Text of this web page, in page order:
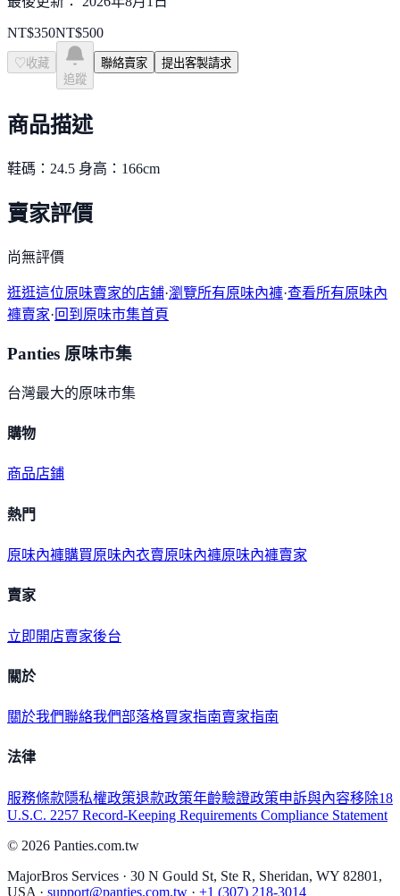
NT$350NT$500
♡ 收藏
追蹤
聯絡賣家 提出客製請求
商品描述
鞋碼：24.5 身高：166cm
賣家評價
尚無評價
逛逛這位原味賣家的店鋪·瀏覽所有原味內褲·查看所有原味內
褲賣家·回到原味市集首頁
Panties 原味市集
台灣最大的原味市集
購物
商品店鋪
熱門
原味內褲購買原味內衣賣原味內褲原味內褲賣家
賣家
立即開店賣家後台
關於
關於我們聯絡我們部落格買家指南賣家指南
法律
服務條款隱私權政策退款政策年齡驗證政策申訴與內容移除18
U.S.C. 2257 Record-Keeping Requirements Compliance Statement
© 2026 Panties.com.tw
MajorBros Services · 30 N Gould St, Ste R, Sheridan, WY 82801,
USA · support@panties.com.tw · +1 (307) 218-3014